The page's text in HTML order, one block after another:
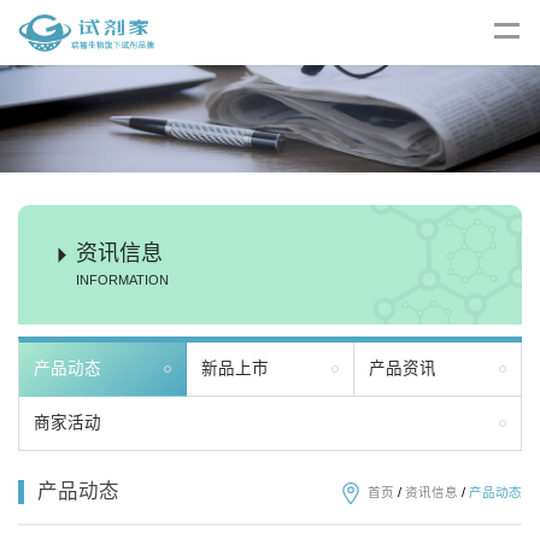
资讯信息
INFORMATION
产品动态 新品上市 产品资讯
商家活动
产品动态 首页 / 资讯信息 / 产品动态